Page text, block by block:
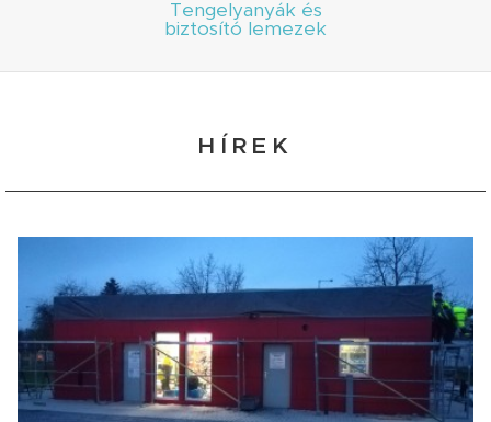
Tengelyanyák és
biztosító lemezek
HÍREK